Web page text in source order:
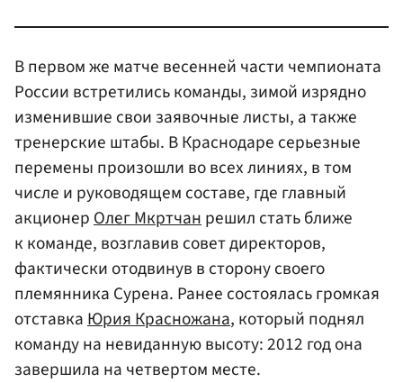
В первом же матче весенней части чемпионата
России встретились команды, зимой изрядно
изменившие свои заявочные листы, а также
тренерские штабы. В Краснодаре серьезные
перемены произошли во всех линиях, в том
числе и руководящем составе, где главный
акционер Олег Мкртчан решил стать ближе
к команде, возглавив совет директоров,
фактически отодвинув в сторону своего
племянника Сурена. Ранее состоялась громкая
отставка Юрия Красножана, который поднял
команду на невиданную высоту: 2012 год она
завершила на четвертом месте.